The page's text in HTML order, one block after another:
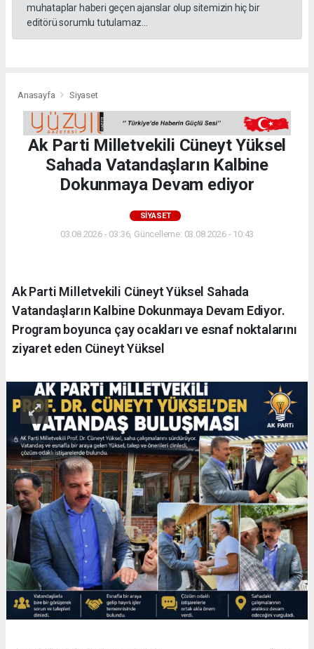
muhataplar haberi geçen ajanslar olup sitemizin hiç bir
editörü sorumlu tutulamaz...
Anasayfa Siyaset
Ak Parti Milletvekili Cüneyt Yüksel
Sahada Vatandaşların Kalbine
Dokunmaya Devam ediyor
SIYASET
03.08.2026 - 03:36, Güncelleme: 03.08.2026 - 10:43
Ak Parti Milletvekili Cüneyt Yüksel Sahada
Vatandaşların Kalbine Dokunmaya Devam Ediyor.
Program boyunca çay ocakları ve esnaf noktalarını
ziyaret eden Cüneyt Yüksel